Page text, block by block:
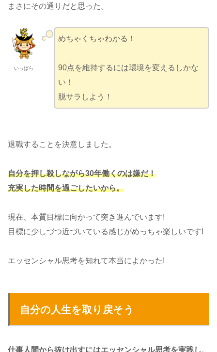
まさにその通りだと思った。
いっぱら
めちゃくちゃわかる！
90点を維持するには環境を変えるしかな
い！
脱サラしよう！
退職することを決意しました。
自分を押し殺しながら30年働くのは嫌だ！
充実した時間を過ごしたいから。
現在、本質目標に向かって突き進んでいます!
目標に少しづつ近づいている感じがめっちゃ楽しいです!
エッセンシャル思考を知れて本当によかった!
自分の人生を取り戻そう
仕事人間から抜け出すにはエッセンシャル思考を実践し、